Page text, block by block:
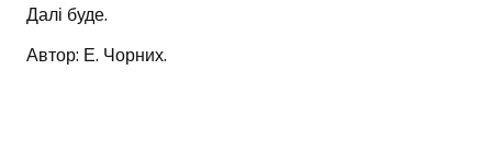
Далі буде.
Автор: Е. Чорних.